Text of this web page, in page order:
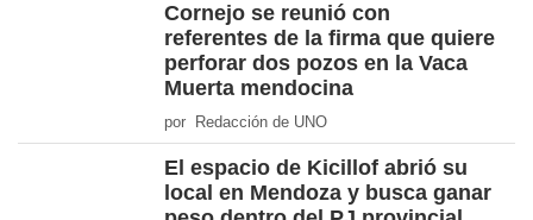
Cornejo se reunió con
referentes de la firma que quiere
perforar dos pozos en la Vaca
Muerta mendocina
por Redacción de UNO
El espacio de Kicillof abrió su
local en Mendoza y busca ganar